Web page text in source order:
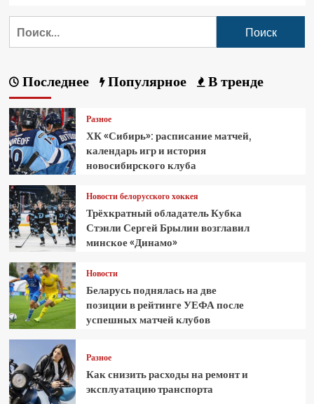
Последнее Популярное В тренде
Разное
ХК «Сибирь»: расписание матчей,
календарь игр и история
новосибирского клуба
Новости белорусского хоккея
Трёхкратный обладатель Кубка
Стэнли Сергей Брылин возглавил
минское «Динамо»
Новости
Беларусь поднялась на две
позиции в рейтинге УЕФА после
успешных матчей клубов
Разное
Как снизить расходы на ремонт и
эксплуатацию транспорта